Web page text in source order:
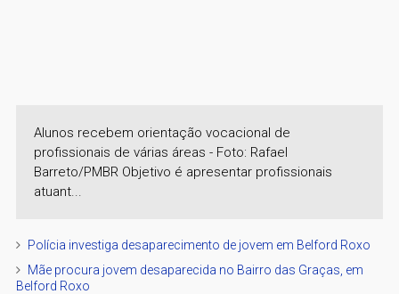
Alunos recebem orientação vocacional de
profissionais de várias áreas - Foto: Rafael
Barreto/PMBR Objetivo é apresentar profissionais
atuant...
Polícia investiga desaparecimento de jovem em Belford Roxo
Mãe procura jovem desaparecida no Bairro das Graças, em
Belford Roxo